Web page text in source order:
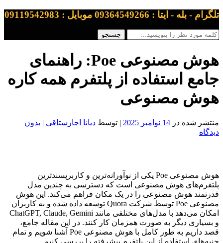
تلگرام - بله - ایتا : 09364549266 موبایل : 09119542983
هوش مصنوعی Poe: راهنمای
جامع استفاده از پلتفرم همه کاره
هوش مصنوعی
منتشر شده در 14 نوامبر 2025 | توسط دیانا اجارستاقی | بدون
دیدگاه
هوش مصنوعی Poe یکی از نوآورانه‌ترین و کاربرپسندترین
پلتفرم‌های هوش مصنوعی است که دسترسی به چندین مدل
قدرتمند هوش مصنوعی را در یک مکان فراهم می‌کند. این هوش
مصنوعی Poe توسط شرکت Quora توسعه داده شده و به کاربران
امکان می‌دهد با مدل‌های مختلفی مانند ChatGPT, Claude, Gemini
و بسیاری دیگر به صورت همزمان کار کنند. در این مقاله جامع،
قصد داریم به طور کامل با هوش مصنوعی Poe آشنا شویم و تمام